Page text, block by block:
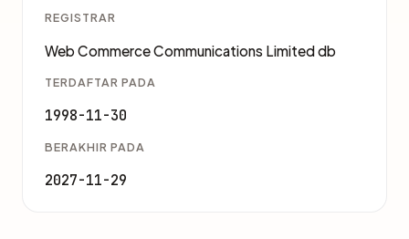
REGISTRAR
Web Commerce Communications Limited db
TERDAFTAR PADA
1998-11-30
BERAKHIR PADA
2027-11-29